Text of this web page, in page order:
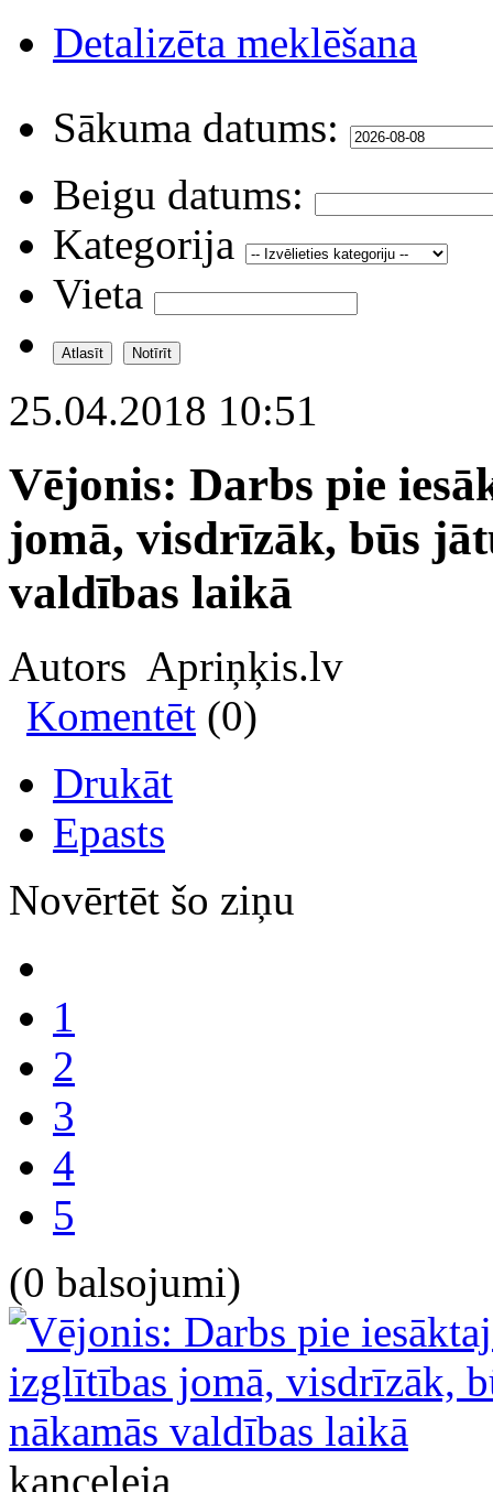
Detalizēta meklēšana
Sākuma datums:
Beigu datums:
Kategorija
Vieta
25.04.2018 10:51
Vējonis: Darbs pie
jomā, visdrīzāk, būs
valdības laikā
Autors Apriņķis.lv
Komentēt (0)
Drukāt
Epasts
Novērtēt šo ziņu
1
2
3
4
5
(0 balsojumi)
kanceleja